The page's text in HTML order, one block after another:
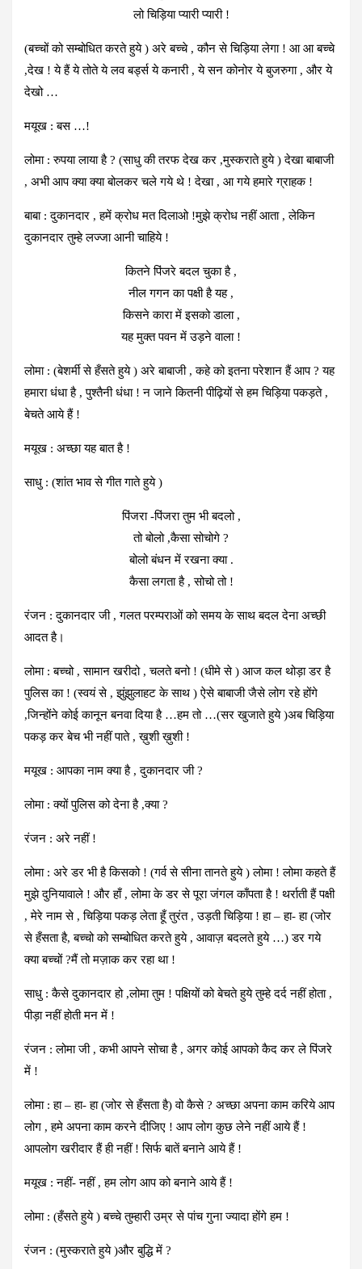
लो चिड़िया प्यारी प्यारी !
(बच्चों को सम्बोधित करते हुये ) अरे बच्चे , कौन से चिड़िया लेगा ! आ आ बच्चे
,देख ! ये हैं ये तोते ये लव बर्ड्स ये कनारी , ये सन कोनोर ये बुजरुगा , और ये
देखो …
मयूख : बस …!
लोमा : रुपया लाया है ? (साधु की तरफ देख कर ,मुस्कराते हुये ) देखा बाबाजी
, अभी आप क्या क्या बोलकर चले गये थे ! देखा , आ गये हमारे ग्राहक !
बाबा : दुकानदार , हमें क्रोध मत दिलाओ !मुझे क्रोध नहीं आता , लेकिन
दुकानदार तुम्हे लज्जा आनी चाहिये !
कितने पिंजरे बदल चुका है ,
नील गगन का पक्षी है यह ,
किसने कारा में इसको डाला ,
यह मुक्त पवन में उड़ने वाला !
लोमा : (बेशर्मी से हँसते हुये ) अरे बाबाजी , कहे को इतना परेशान हैं आप ? यह
हमारा धंधा है , पुश्तैनी धंधा ! न जाने कितनी पीढ़ियों से हम चिड़िया पकड़ते ,
बेचते आये हैं !
मयूख : अच्छा यह बात है !
साधु : (शांत भाव से गीत गाते हुये )
पिंजरा -पिंजरा तुम भी बदलो ,
तो बोलो ,कैसा सोचोगे ?
बोलो बंधन में रखना क्या .
कैसा लगता है , सोचो तो !
रंजन : दुकानदार जी , गलत परम्पराओं को समय के साथ बदल देना अच्छी
आदत है।
लोमा : बच्चो , सामान खरीदो , चलते बनो ! (धीमे से ) आज कल थोड़ा डर है
पुलिस का ! (स्वयं से , झुंझुलाहट के साथ ) ऐसे बाबाजी जैसे लोग रहे होंगे
,जिन्होंने कोई कानून बनवा दिया है …हम तो …(सर खुजाते हुये )अब चिड़िया
पकड़ कर बेच भी नहीं पाते , ख़ुशी ख़ुशी !
मयूख : आपका नाम क्या है , दुकानदार जी ?
लोमा : क्यों पुलिस को देना है ,क्या ?
रंजन : अरे नहीं !
लोमा : अरे डर भी है किसको ! (गर्व से सीना तानते हुये ) लोमा ! लोमा कहते हैं
मुझे दुनियावाले ! और हाँ , लोमा के डर से पूरा जंगल काँपता है ! थर्राती हैं पक्षी
, मेरे नाम से , चिड़िया पकड़ लेता हूँ तुरंत , उड़ती चिड़िया ! हा – हा- हा (जोर
से हँसता है, बच्चो को सम्बोधित करते हुये , आवाज़ बदलते हुये …) डर गये
क्या बच्चों ?मैं तो मज़ाक कर रहा था !
साधु : कैसे दुकानदार हो ,लोमा तुम ! पक्षियों को बेचते हुये तुम्हे दर्द नहीं होता ,
पीड़ा नहीं होती मन में !
रंजन : लोमा जी , कभी आपने सोचा है , अगर कोई आपको कैद कर ले पिंजरे
में !
लोमा : हा – हा- हा (जोर से हँसता है) वो कैसे ? अच्छा अपना काम करिये आप
लोग , हमे अपना काम करने दीजिए ! आप लोग कुछ लेने नहीं आये हैं !
आपलोग खरीदार हैं ही नहीं ! सिर्फ बातें बनाने आये हैं !
मयूख : नहीं- नहीं , हम लोग आप को बनाने आये हैं !
लोमा : (हँसते हुये ) बच्चे तुम्हारी उम्र से पांच गुना ज्यादा होंगे हम !
रंजन : (मुस्कराते हुये )और बुद्धि में ?